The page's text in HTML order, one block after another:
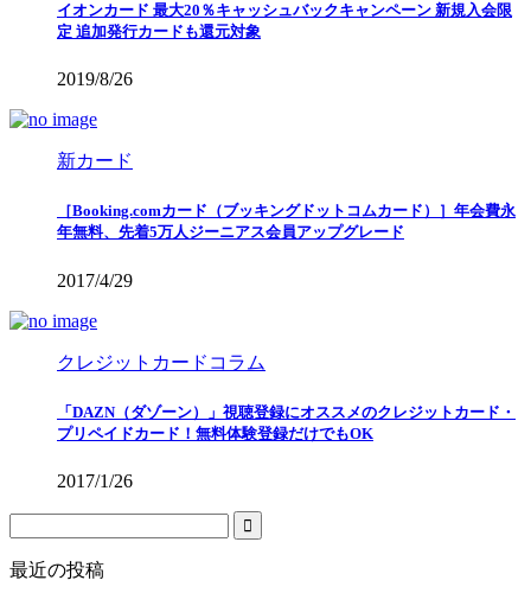
イオンカード 最大20％キャッシュバックキャンペーン 新規入会限
定 追加発行カードも還元対象
2019/8/26
新カード
［Booking.comカード（ブッキングドットコムカード）］年会費永
年無料、先着5万人ジーニアス会員アップグレード
2017/4/29
クレジットカードコラム
「DAZN（ダゾーン）」視聴登録にオススメのクレジットカード・
プリペイドカード！無料体験登録だけでもOK
2017/1/26
最近の投稿